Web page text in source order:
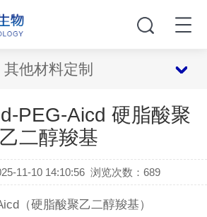
其他材料定制
PEG-Aicd 硬脂酸聚
乙二醇羧基
11-10 14:10:56 浏览次数：689
（硬脂酸聚乙二醇羧基）